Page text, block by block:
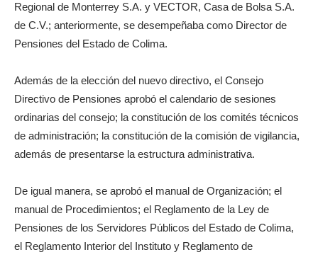
Regional de Monterrey S.A. y VECTOR, Casa de Bolsa S.A.
de C.V.; anteriormente, se desempeñaba como Director de
Pensiones del Estado de Colima.
Además de la elección del nuevo directivo, el Consejo
Directivo de Pensiones aprobó el calendario de sesiones
ordinarias del consejo; la constitución de los comités técnicos
de administración; la constitución de la comisión de vigilancia,
además de presentarse la estructura administrativa.
De igual manera, se aprobó el manual de Organización; el
manual de Procedimientos; el Reglamento de la Ley de
Pensiones de los Servidores Públicos del Estado de Colima,
el Reglamento Interior del Instituto y Reglamento de